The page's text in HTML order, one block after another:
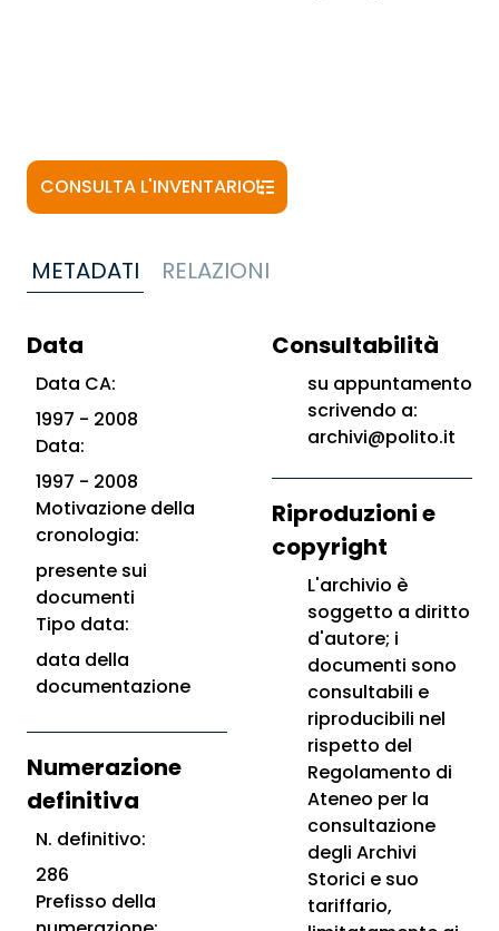
CONSULTA L'INVENTARIO
METADATI RELAZIONI
Data
Data CA:
1997 - 2008
Data:
1997 - 2008
Motivazione della
cronologia:
presente sui
documenti
Tipo data:
data della
documentazione
Numerazione
definitiva
N. definitivo:
286
Prefisso della
Consultabilità
su appuntamento
scrivendo a:
archivi@polito.it
Riproduzioni e
copyright
L'archivio è
soggetto a diritto
d'autore; i
documenti sono
consultabili e
riproducibili nel
rispetto del
Regolamento di
Ateneo per la
consultazione
degli Archivi
Storici e suo
tariffario,